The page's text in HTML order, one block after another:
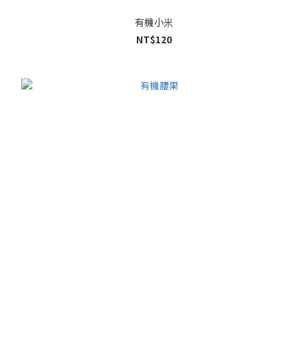
有機小米
NT$120